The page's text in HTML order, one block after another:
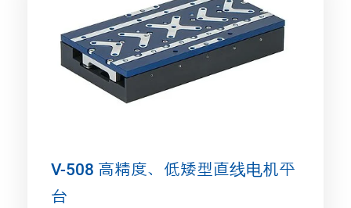
V-508 高精度、低矮型直线电机平
台